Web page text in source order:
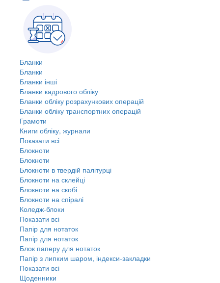
Бланки
Бланки
Бланки інші
Бланки кадрового обліку
Бланки обліку розрахункових операцій
Бланки обліку транспортних операцій
Грамоти
Книги обліку, журнали
Показати всі
Блокноти
Блокноти
Блокноти в твердій палітурці
Блокноти на склейці
Блокноти на скобі
Блокноти на спіралі
Коледж-блоки
Показати всі
Папір для нотаток
Папір для нотаток
Блок паперу для нотаток
Папір з липким шаром, індекси-закладки
Показати всі
Щоденники